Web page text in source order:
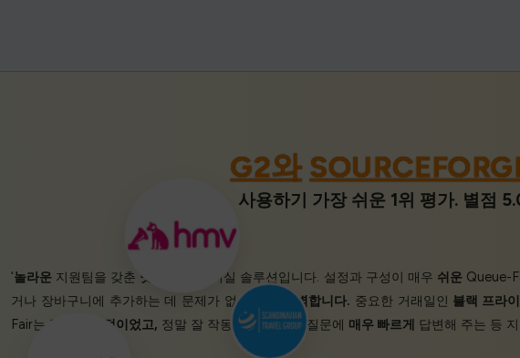
G2와
사용하기 가장 쉬운 1위 평가. 별점
‘놀라운 지원팀을 갖춘 멋진 가상 대기실 솔루션입니다. 설정과 구성이 매우 쉬운Queue-
거나 장바구니에 추가하는 데 문제가 없습니다.
완벽합니다. 중요한 거래일인 블랙 프라
Fair는 정말 성공적이었고, 정말 잘 작동합니다. 모든 질문에 매우 빠르게 답변해 주는 등